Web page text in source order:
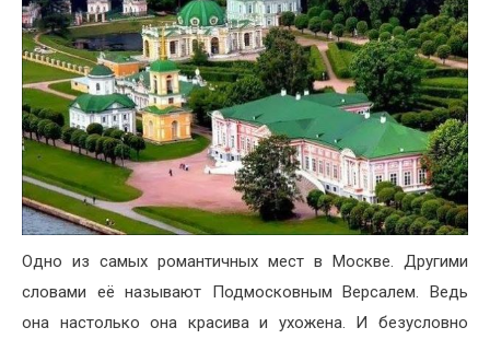
Одно из самых романтичных мест в Москве. Другими
словами её называют Подмосковным Версалем. Ведь
она настолько она красива и ухожена. И безусловно